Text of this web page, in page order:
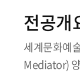
전공개
세계문화예
Mediator)